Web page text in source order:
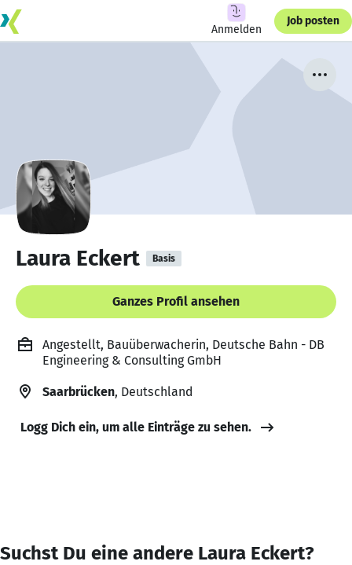
Anmelden
Job posten
Laura Eckert Basis
Ganzes Profil ansehen
Angestellt, Bauüberwacherin, Deutsche Bahn - DB
Engineering & Consulting GmbH
Saarbrücken, Deutschland
Logg Dich ein, um alle Einträge zu sehen.
Suchst Du eine andere Laura Eckert?